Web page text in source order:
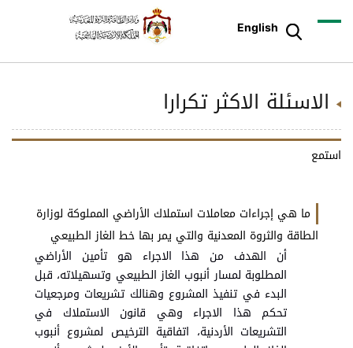
English
الاكثر تكرارا
ما هي إجراءات معاملات استملاك الأراضي المملوكة لوزارة
الطاقة والثروة المعدنية والتي يمر بها خط الغاز الطبيعي
أن الهدف من هذا الاجراء هو تأمين الأراضي
المطلوبة لمسار أنبوب الغاز الطبيعي وتسهيلاته، قبل
البدء في تنفيذ المشروع وهنالك تشريعات ومرجعيات
تحكم هذا الاجراء وهي قانون الاستملاك في
التشريعات الأردنية، اتفاقية الترخيص لمشروع أنبوب